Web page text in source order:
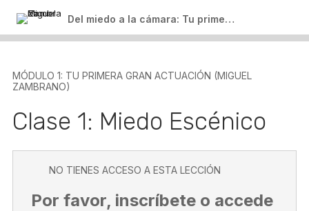
Del miedo a la cámara: Tu primer paso para crear contenido
MÓDULO 1: TU PRIMERA GRAN ACTUACIÓN (MIGUEL
ZAMBRANO)
Clase 1: Miedo Escénico
NO TIENES ACCESO A ESTA LECCIÓN
Por favor, inscríbete o accede